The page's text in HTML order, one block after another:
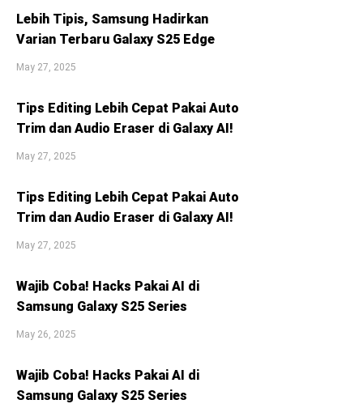
Lebih Tipis, Samsung Hadirkan
Varian Terbaru Galaxy S25 Edge
May 27, 2025
Tips Editing Lebih Cepat Pakai Auto
Trim dan Audio Eraser di Galaxy AI!
May 27, 2025
Tips Editing Lebih Cepat Pakai Auto
Trim dan Audio Eraser di Galaxy AI!
May 27, 2025
Wajib Coba! Hacks Pakai AI di
Samsung Galaxy S25 Series
May 26, 2025
Wajib Coba! Hacks Pakai AI di
Samsung Galaxy S25 Series